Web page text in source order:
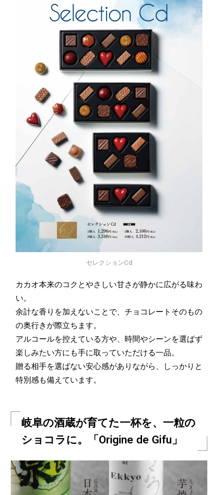
セレクションCd
カカオ本来のコクとやさしい甘さが静かに広がる味わ
い。
余計な香りを加えないことで、チョコレートそのもの
の奥行きが際立ちます。
アルコールを控えている方や、時間やシーンを選ばず
楽しみたい方にも手に取っていただける一品。
贈る相手を選ばない安心感がありながら、しっかりと
特別感も備えています。
岐阜の酒蔵が育てた一杯を、一粒の
ショコラに。「Origine de Gifu」